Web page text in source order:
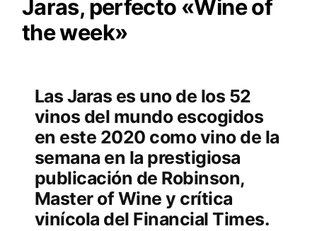
Jaras, perfecto «Wine of
the week»
Las Jaras es uno de los 52
vinos del mundo escogidos
en este 2020 como vino de la
semana en la prestigiosa
publicación de Robinson,
Master of Wine y crítica
vinícola del Financial Times.